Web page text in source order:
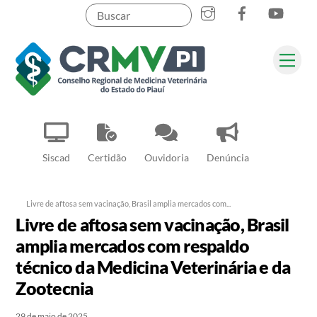
content
Siscad Certidão Ouvidoria Denúncia
InstagramFacebook
Pesquisar
Livre de aftosa sem vacinação, Brasil amplia mercados com...
Livre de aftosa sem vacinação, Brasil
amplia mercados com respaldo
técnico da Medicina Veterinária e da
Zootecnia